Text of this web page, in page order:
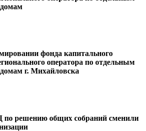
фонда капитального
оператора по отдельным
г. Михайловска
решению общих собраний сменили